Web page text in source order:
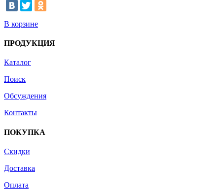
В корзине
ПРОДУКЦИЯ
Каталог
Поиск
Обсуждения
Контакты
ПОКУПКА
Скидки
Доставка
Оплата